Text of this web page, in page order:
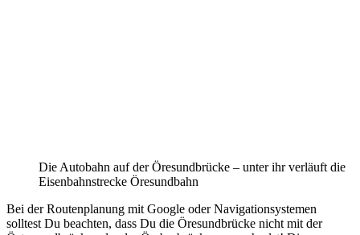
Die Autobahn auf der Öresundbrücke – unter ihr verläuft die
Eisenbahnstrecke Öresundbahn
Bei der Routenplanung mit Google oder Navigationsystemen
solltest Du beachten, dass Du die Öresundbrücke nicht mit der